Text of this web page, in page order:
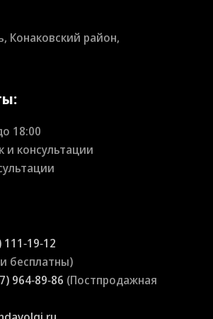
Конаковский район,
18:00
и консультации
бесплатны)
964‑89‑86 (Постпродажная